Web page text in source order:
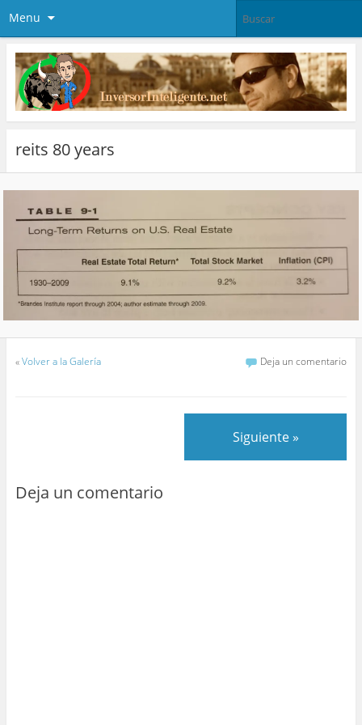
Menu
reits 80 years
«Volver a la Galería Deja un comentario
Siguiente »
Deja un comentario